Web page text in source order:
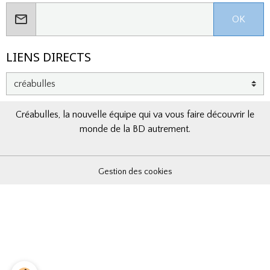
OK
LIENS DIRECTS
Créabulles, la nouvelle équipe qui va vous faire découvrir le
monde de la BD autrement.
Gestion des cookies